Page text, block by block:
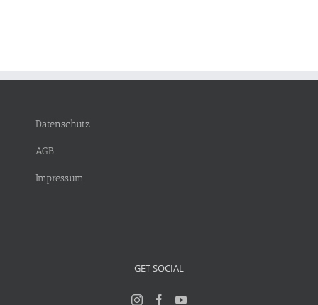
Datenschutz
AGB
Impressum
GET SOCIAL